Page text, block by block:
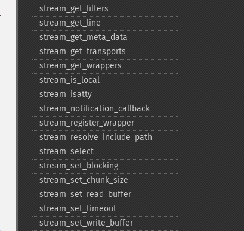
stream_​get_​filters
stream_​get_​line
stream_​get_​meta_​data
stream_​get_​transports
stream_​get_​wrappers
stream_​is_​local
stream_​isatty
stream_​notification_​callback
stream_​register_​wrapper
stream_​resolve_​include_​path
stream_​select
stream_​set_​blocking
stream_​set_​chunk_​size
stream_​set_​read_​buffer
stream_​set_​timeout
stream_​set_​write_​buffer